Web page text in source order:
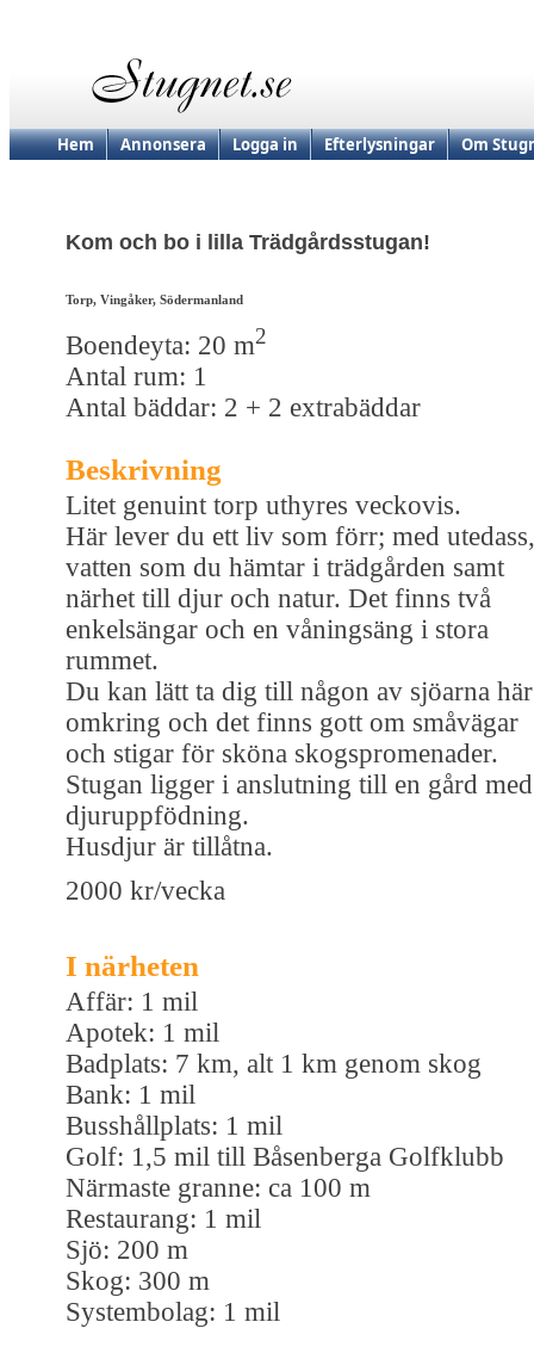
Hem Annonsera Logga in Efterlysningar Om
Kom och bo i lilla Trädgårdsstugan!
Torp, Vingåker, Södermanland
Boendeyta: 20 m2
Antal rum: 1
Antal bäddar: 2 + 2 extrabäddar
Beskrivning
Litet genuint torp uthyres veckovis.
Här lever du ett liv som förr; med utedass,
vatten som du hämtar i trädgården samt
närhet till djur och natur. Det finns två
enkelsängar och en våningsäng i stora
rummet.
Du kan lätt ta dig till någon av sjöarna här
omkring och det finns gott om småvägar
och stigar för sköna skogspromenader.
Stugan ligger i anslutning till en gård med
djuruppfödning.
Husdjur är tillåtna.
2000 kr/vecka
I närheten
Affär: 1 mil
Apotek: 1 mil
Badplats: 7 km, alt 1 km genom skog
Bank: 1 mil
Busshållplats: 1 mil
Golf: 1,5 mil till Båsenberga Golfklubb
Närmaste granne: ca 100 m
Restaurang: 1 mil
Sjö: 200 m
Skog: 300 m
Systembolag: 1 mil